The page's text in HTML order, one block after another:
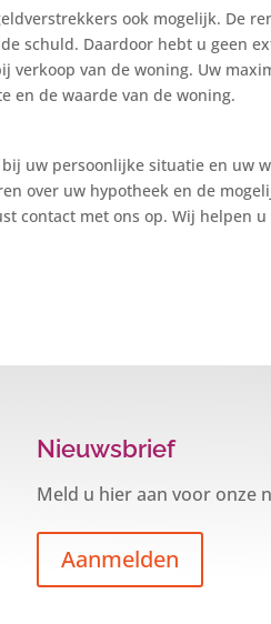
ook mogelijk. De
schuld. Daardoor hebt u geen
verkoop van de woning. Uw
en de waarde van de woning.
uw persoonlijke situatie en uw
over uw hypotheek en de
contact met ons op. Wij helpen u
Nieuwsbrief
Meld u hier aan voor onze
Aanmelden